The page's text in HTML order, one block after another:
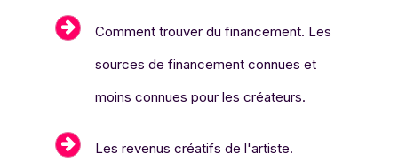
Comment trouver du financement. Les
sources de financement connues et
moins connues pour les créateurs.
Les revenus créatifs de l'artiste.